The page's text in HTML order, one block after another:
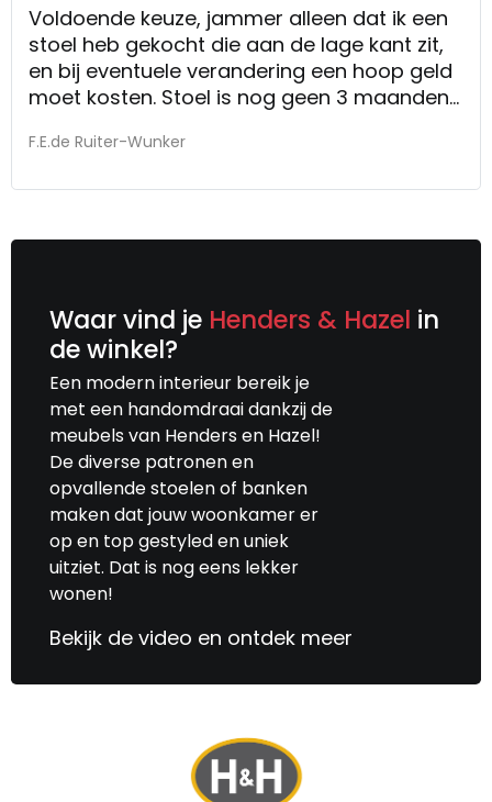
Voldoende keuze, jammer alleen dat ik een
stoel heb gekocht die aan de lage kant zit,
en bij eventuele verandering een hoop geld
moet kosten. Stoel is nog geen 3 maanden
hebben.
F.E.de Ruiter-Wunker
Waar vind je Henders & Hazel in
de winkel?
Een modern interieur bereik je
met een handomdraai dankzij de
meubels van Henders en Hazel!
De diverse patronen en
opvallende stoelen of banken
maken dat jouw woonkamer er
op en top gestyled en uniek
uitziet. Dat is nog eens lekker
wonen!
Bekijk de video en ontdek meer